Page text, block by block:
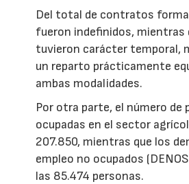
Del total de contratos
fueron indefinidos, mientras
tuvieron carácter temporal,
un reparto prácticamente
ambas modalidades.
Por otra parte, el número de
ocupadas en el sector
207.850, mientras que los
empleo no ocupados
las 85.474 personas.